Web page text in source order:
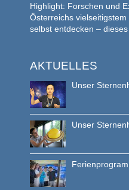
Highlight: Forschen und
Österreichs
selbst entdecken –
AKTUELLES
Unser
Unser